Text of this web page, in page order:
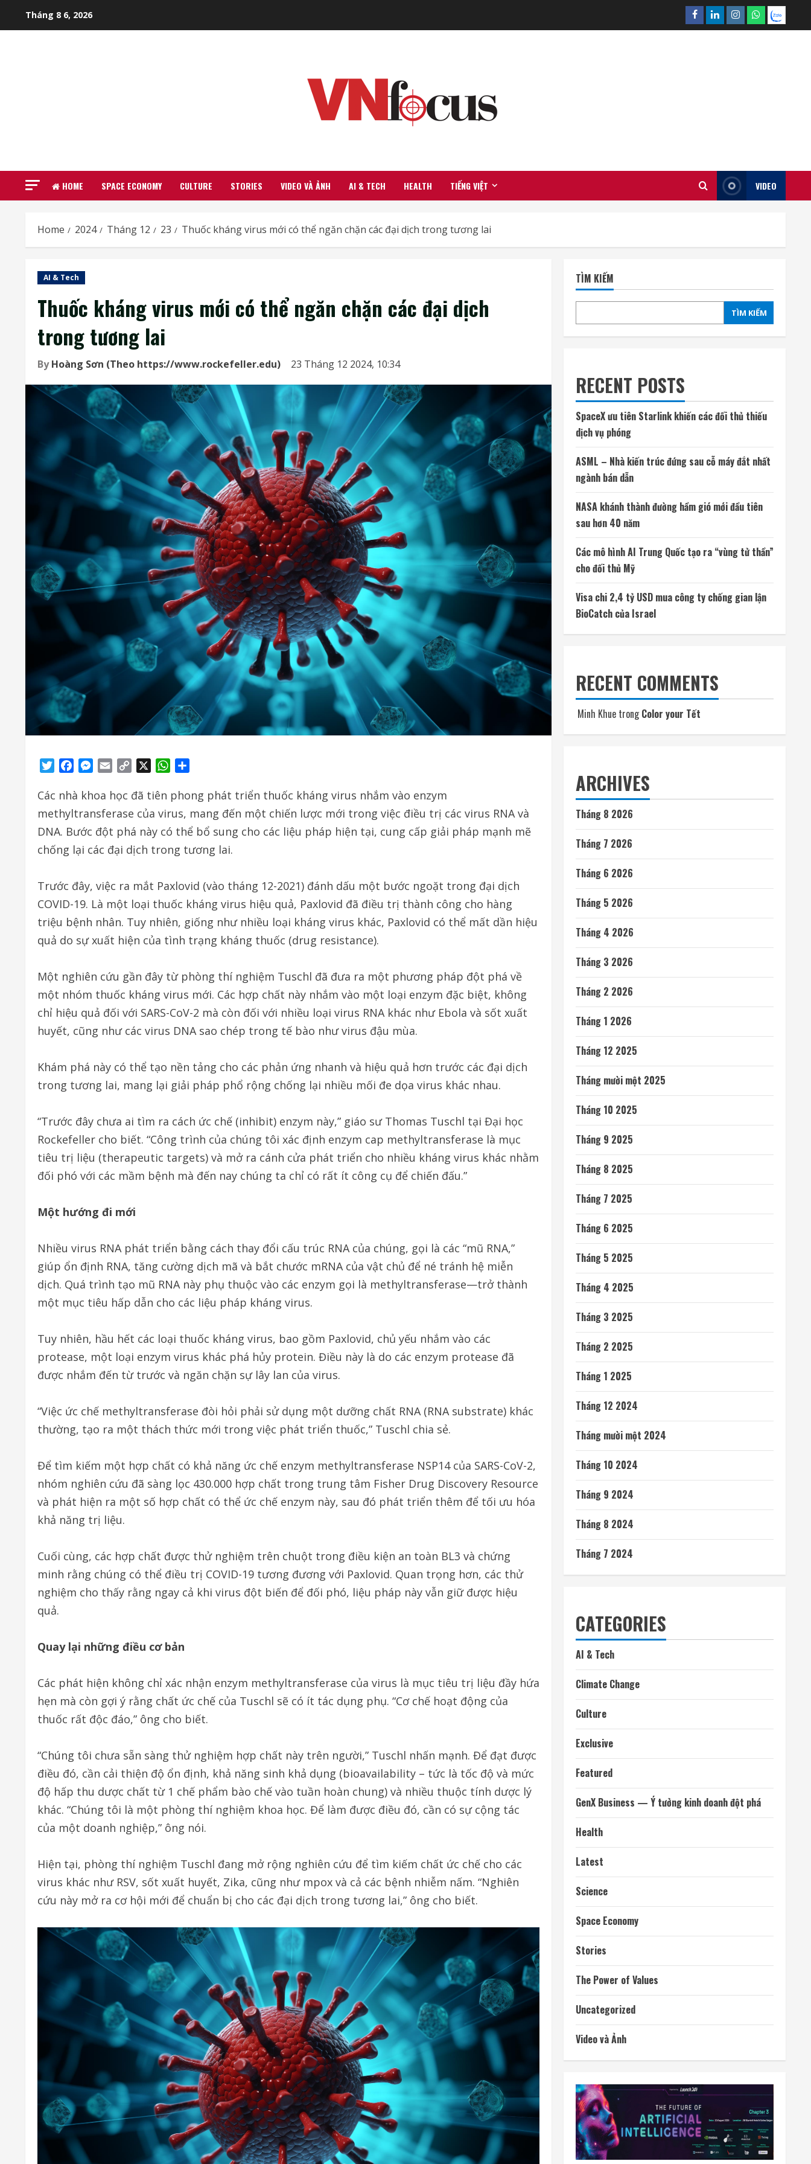
Tháng 8 6, 2026 Facebook
LinkedinInstagram
What’sapp
Zalo
HOME SPACE ECONOMY CULTURE STORIES VIDEO VÀ ẢNH AI & TECH HEALTH TIẾNG VIỆT VIDEO
Home 2024 Tháng 12 23 Thuốc kháng virus mới có thể ngăn chặn các đại dịch trong tương lai
AI & Tech
Thuốc kháng virus mới có thể ngăn chặn các đại dịch
trong tương lai
ByHoàng Sơn (Theo https://www.rockefeller.edu) 23 Tháng 12 2024, 10:34
TwitterFacebookMessenger
Email
Copy
WhatsApp
Các nhà khoa học đã tiên phong phát triển thuốc kháng virus nhắm vào enzym
methyltransferase của virus, mang đến một chiến lược mới trong việc điều trị các virus RNA và
DNA. Bước đột phá này có thể bổ sung cho các liệu pháp hiện tại, cung cấp giải pháp mạnh mẽ
chống lại các đại dịch trong tương lai.
Trước đây, việc ra mắt Paxlovid (vào tháng 12-2021) đánh dấu một bước ngoặt trong đại dịch
COVID-19. Là một loại thuốc kháng virus hiệu quả, Paxlovid đã điều trị thành công cho hàng
triệu bệnh nhân. Tuy nhiên, giống như nhiều loại kháng virus khác, Paxlovid có thể mất dần hiệu
quả do sự xuất hiện của tình trạng kháng thuốc (drug resistance).
Một nghiên cứu gần đây từ phòng thí nghiệm Tuschl đã đưa ra một phương pháp đột phá về
một nhóm thuốc kháng virus mới. Các hợp chất này nhắm vào một loại enzym đặc biệt, không
chỉ hiệu quả đối với SARS-CoV-2 mà còn đối với nhiều loại virus RNA khác như Ebola và sốt xuất
huyết, cũng như các virus DNA sao chép trong tế bào như virus đậu mùa.
Khám phá này có thể tạo nền tảng cho các phản ứng nhanh và hiệu quả hơn trước các đại dịch
trong tương lai, mang lại giải pháp phổ rộng chống lại nhiều mối đe dọa virus khác nhau.
“Trước đây chưa ai tìm ra cách ức chế (inhibit) enzym này,” giáo sư Thomas Tuschl tại Đại học
Rockefeller cho biết. “Công trình của chúng tôi xác định enzym cap methyltransferase là mục
tiêu trị liệu (therapeutic targets) và mở ra cánh cửa phát triển cho nhiều kháng virus khác nhằm
đối phó với các mầm bệnh mà đến nay chúng ta chỉ có rất ít công cụ để chiến đấu.”
Một hướng đi mới
Nhiều virus RNA phát triển bằng cách thay đổi cấu trúc RNA của chúng, gọi là các “mũ RNA,”
giúp ổn định RNA, tăng cường dịch mã và bắt chước mRNA của vật chủ để né tránh hệ miễn
dịch. Quá trình tạo mũ RNA này phụ thuộc vào các enzym gọi là methyltransferase—trở thành
một mục tiêu hấp dẫn cho các liệu pháp kháng virus.
Tuy nhiên, hầu hết các loại thuốc kháng virus, bao gồm Paxlovid, chủ yếu nhắm vào các
protease, một loại enzym virus khác phá hủy protein. Điều này là do các enzym protease đã
được nhắm đến từ trước và ngăn chặn sự lây lan của virus.
“Việc ức chế methyltransferase đòi hỏi phải sử dụng một dưỡng chất RNA (RNA substrate) khác
thường, tạo ra một thách thức mới trong việc phát triển thuốc,” Tuschl chia sẻ.
Để tìm kiếm một hợp chất có khả năng ức chế enzym methyltransferase NSP14 của SARS-CoV-2,
nhóm nghiên cứu đã sàng lọc 430.000 hợp chất trong trung tâm Fisher Drug Discovery Resource
và phát hiện ra một số hợp chất có thể ức chế enzym này, sau đó phát triển thêm để tối ưu hóa
khả năng trị liệu.
Cuối cùng, các hợp chất được thử nghiệm trên chuột trong điều kiện an toàn BL3 và chứng
minh rằng chúng có thể điều trị COVID-19 tương đương với Paxlovid. Quan trọng hơn, các thử
nghiệm cho thấy rằng ngay cả khi virus đột biến để đối phó, liệu pháp này vẫn giữ được hiệu
quả.
Quay lại những điều cơ bản
Các phát hiện không chỉ xác nhận enzym methyltransferase của virus là mục tiêu trị liệu đầy hứa
hẹn mà còn gợi ý rằng chất ức chế của Tuschl sẽ có ít tác dụng phụ. “Cơ chế hoạt động của
thuốc rất độc đáo,” ông cho biết.
“Chúng tôi chưa sẵn sàng thử nghiệm hợp chất này trên người,” Tuschl nhấn mạnh. Để đạt được
điều đó, cần cải thiện độ ổn định, khả năng sinh khả dụng (bioavailability – tức là tốc độ và mức
độ hấp thu dược chất từ 1 chế phẩm bào chế vào tuần hoàn chung) và nhiều thuộc tính dược lý
khác. “Chúng tôi là một phòng thí nghiệm khoa học. Để làm được điều đó, cần có sự cộng tác
của một doanh nghiệp,” ông nói.
Hiện tại, phòng thí nghiệm Tuschl đang mở rộng nghiên cứu để tìm kiếm chất ức chế cho các
virus khác như RSV, sốt xuất huyết, Zika, cũng như mpox và cả các bệnh nhiễm nấm. “Nghiên
cứu này mở ra cơ hội mới để chuẩn bị cho các đại dịch trong tương lai,” ông cho biết.
TÌM KIẾM
TÌM KIẾM
RECENT POSTS
SpaceX ưu tiên Starlink khiến các đối thủ thiếu
dịch vụ phóng
ASML – Nhà kiến trúc đứng sau cỗ máy đắt nhất
ngành bán dẫn
NASA khánh thành đường hầm gió mới đầu tiên
sau hơn 40 năm
Các mô hình AI Trung Quốc tạo ra “vùng tử thần”
cho đối thủ Mỹ
Visa chi 2,4 tỷ USD mua công ty chống gian lận
BioCatch của Israel
RECENT COMMENTS
Minh Khue trongColor your Tết
ARCHIVES
Tháng 8 2026
Tháng 7 2026
Tháng 6 2026
Tháng 5 2026
Tháng 4 2026
Tháng 3 2026
Tháng 2 2026
Tháng 1 2026
Tháng 12 2025
Tháng mười một 2025
Tháng 10 2025
Tháng 9 2025
Tháng 8 2025
Tháng 7 2025
Tháng 6 2025
Tháng 5 2025
Tháng 4 2025
Tháng 3 2025
Tháng 2 2025
Tháng 1 2025
Tháng 12 2024
Tháng mười một 2024
Tháng 10 2024
Tháng 9 2024
Tháng 8 2024
Tháng 7 2024
CATEGORIES
AI & Tech
Climate Change
Culture
Exclusive
Featured
GenX Business — Ý tưởng kinh doanh đột phá
Health
Latest
Science
Space Economy
Stories
The Power of Values
Uncategorized
Video và Ảnh